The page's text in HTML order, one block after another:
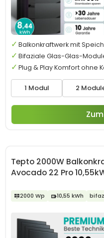
1 Modul 2
Balkonkraftwerk mit
Bifaziale Glas-Glas-
Plug & Play Komfort ohne
Tepto 2000W
Avocado 22 Pro
2000 Wp 10,55 kWh